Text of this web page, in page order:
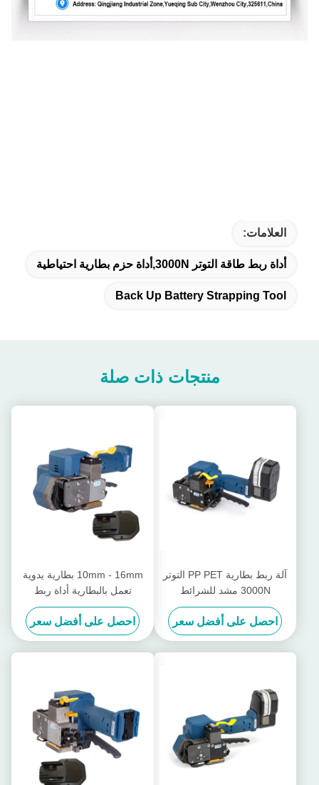
العلامات:
أداة ربط طاقة التوتر 3000N,أداة حزم بطارية احتياطية
Back Up Battery Strapping Tool
منتجات ذات صلة
آلة ربط بطارية PP PET التوتر
3000N مشد للشرائط
البلاستيكية
احصل على أفضل سعر
10mm - 16mm بطارية يدوية
تعمل بالبطارية أداة ربط
بلاستيكية غير مغلقة
احصل على أفضل سعر